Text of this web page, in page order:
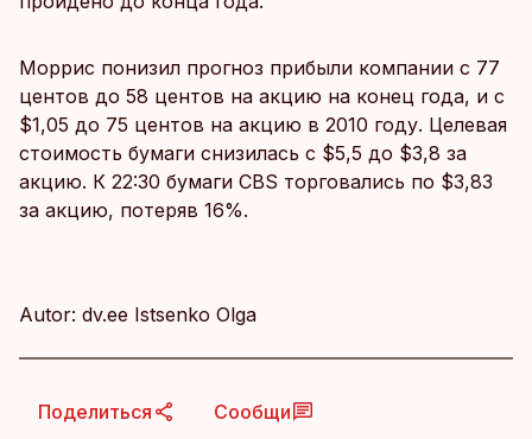
Моррис понизил прогноз прибыли компании с 77
центов до 58 центов на акцию на конец года, и с
$1,05 до 75 центов на акцию в 2010 году. Целевая
стоимость бумаги снизилась с $5,5 до $3,8 за
акцию. К 22:30 бумаги CBS торговались по $3,83
за акцию, потеряв 16%.
Autor: dv.ee Istsenko Olga
Поделиться Сообщи